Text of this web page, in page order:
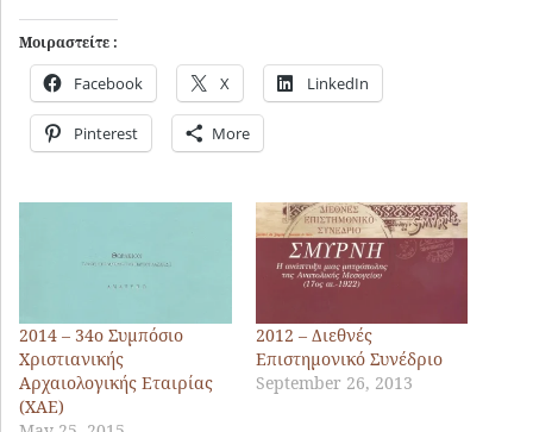
Μοιραστείτε :
Facebook X LinkedIn
Pinterest More
2014 – 34ο Συμπόσιο
Χριστιανικής
Αρχαιολογικής Εταιρίας
(ΧΑΕ)
2012 – Διεθνές
Επιστημονικό Συνέδριο
September 26, 2013